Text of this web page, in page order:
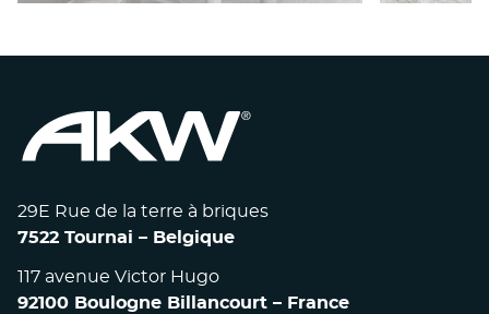
29E Rue de la terre à briques
7522 Tournai – Belgique
117 avenue Victor Hugo
92100 Boulogne Billancourt – France